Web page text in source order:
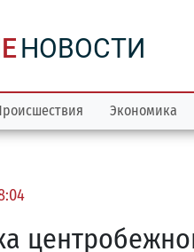
НОВОСТИ
Экономика